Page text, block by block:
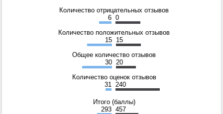
Количество отрицательных отзывов
6 0
Количество положительных отзывов
15 15
Общее количество отзывов
30 20
Количество оценок отзывов
31 240
Итого (баллы)
293 457